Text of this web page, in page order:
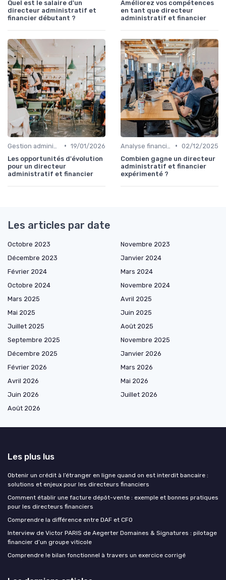
Quel est le salaire d'un
directeur administratif et
financier débutant ?
Améliorez vos compétences
en tant que directeur
administratif et financier
• 19/01/2026
Les opportunités d'évolution
pour un directeur
administratif et financier
• 02/12/2025
Combien gagne un directeur
administratif et financier
expérimenté ?
Les articles par date
Octobre 2023
Novembre 2023
Décembre 2023
Janvier 2024
Février 2024
Mars 2024
Octobre 2024
Novembre 2024
Mars 2025
Avril 2025
Mai 2025
Juin 2025
Juillet 2025
Août 2025
Septembre 2025
Novembre 2025
Décembre 2025
Janvier 2026
Février 2026
Mars 2026
Avril 2026
Mai 2026
Juin 2026
Juillet 2026
Août 2026
Les plus lus
Obtenir un crédit à l’étranger en ligne quand on est interdit bancaire :
solutions et enjeux pour les directeurs financiers
Comment établir une facture dépôt-vente : exemple et bonnes pratiques
pour les directeurs financiers
Comprendre la différence entre DAF et CFO
Interview de Victor PARIS de Aegerter Domaines & Signatures : pilotage
financier d’un groupe viticole
Comprendre le bilan fonctionnel à travers un exercice corrigé